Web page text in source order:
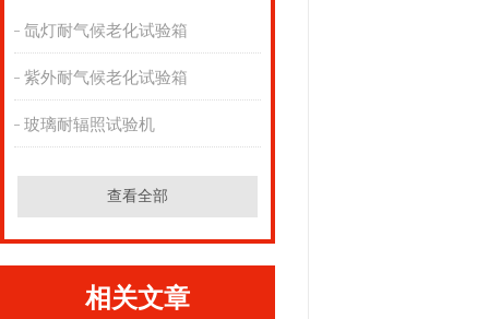
氙灯耐气候老化试验箱
紫外耐气候老化试验箱
玻璃耐辐照试验机
查看全部
相关文章